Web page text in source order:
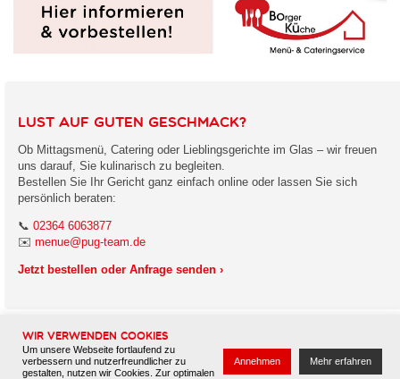
Lust auf guten Geschmack?
Ob Mittagsmenü, Catering oder Lieblingsgerichte im Glas – wir freuen
uns darauf, Sie kulinarisch zu begleiten.
Bestellen Sie Ihr Gericht ganz einfach online oder lassen Sie sich
persönlich beraten:
📞 02364 6063877
✉️ menue@pug-team.de
Jetzt bestellen oder Anfrage senden ›
Wir verwenden Cookies
Um unsere Webseite fortlaufend zu
verbessern und nutzerfreundlicher zu
gestalten, nutzen wir Cookies. Zur optimalen
Annehmen Mehr erfahren